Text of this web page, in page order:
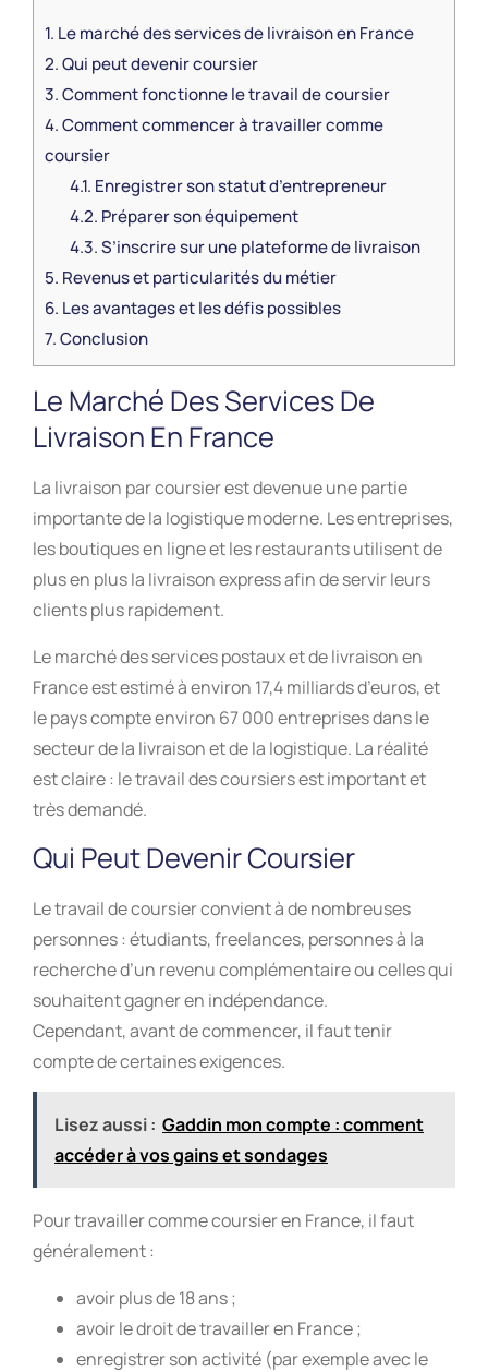
1. Le marché des services de livraison en France
2.Qui peut devenir coursier
3.Comment fonctionne le travail de coursier
4.Comment commencer à travailler comme
coursier
4.1. Enregistrer son statut d’entrepreneur
4.2. Préparer son équipement
4.3.S’inscrire sur une plateforme de livraison
5. Revenus et particularités du métier
6. Les avantages et les défis possibles
7.Conclusion
Le Marché Des Services De
Livraison En France
La livraison par coursier est devenue une partie
importante de la logistique moderne. Les entreprises,
les boutiques en ligne et les restaurants utilisent de
plus en plus la livraison express afin de servir leurs
clients plus rapidement.
Le marché desservices postaux et de livraison en
Franceest estimé à environ 17,4 milliards d’euros, et
le pays compte environ 67 000 entreprises dans le
secteur de la livraison et de la logistique. La réalité
est claire : le travail des coursiers est important et
très demandé.
Qui Peut Devenir Coursier
Le travail de coursier convient à de nombreuses
personnes : étudiants, freelances, personnes à la
recherche d’un revenu complémentaire ou celles qui
souhaitent gagner en indépendance.
Cependant, avant de commencer, il faut tenir
compte de certaines exigences.
Lisez aussi : Gaddin mon compte : comment
accéder à vos gains et sondages
Pour travailler comme coursier en France, il faut
généralement :
avoir plus de 18 ans ;
avoir le droit de travailler en France ;
enregistrer son activité (par exemple avec le